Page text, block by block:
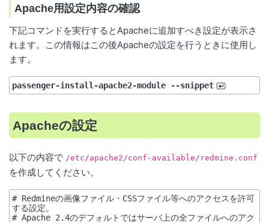
Apache用設定内容の確認
下記コマンドを実行するとApacheに追加すべき設定が表示さ
れます。この情報はこの後Apacheの設定を行うときに使用し
ます。
passenger-install-apache2-module --snippet
Apacheの設定
以下の内容で /etc/apache2/conf-available/redmine.conf
を作成してください。
# Redmineの画像ファイル・CSSファイル等へのアクセスを許可
する設定。
# Apache 2.4のデフォルトではサーバ上の全ファイルへのアク